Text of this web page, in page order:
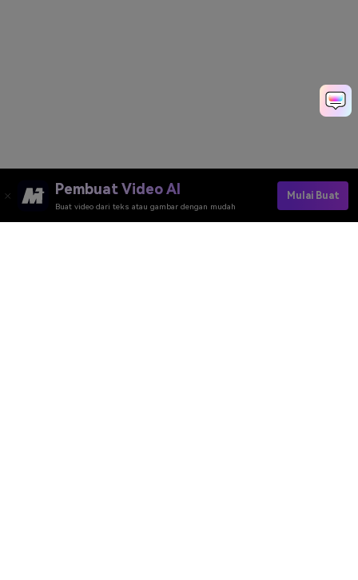
Pembuat Video AI
Buat video dari teks atau gambar dengan mudah
Mulai Buat